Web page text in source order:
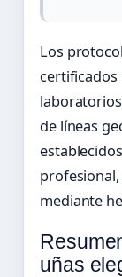
Los
certificados
de líneas
mediante
uñas